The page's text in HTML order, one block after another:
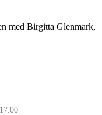
med Birgitta Glenmark,